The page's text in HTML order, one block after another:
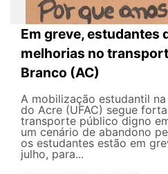
Em greve, estudantes
melhorias no
Branco (AC)
A mobilização estudantil
do Acre (UFAC) segue
transporte público digno
um cenário de abandono
os estudantes estão em
julho, para...